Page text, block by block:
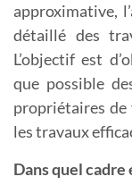
approximative,
détaillé des
L’objectif est
que possible
propriétaires
les travaux
Dans quel cadre